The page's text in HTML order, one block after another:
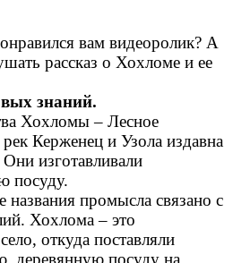
вам видеоролик? А
рассказ о Хохломе и ее
знаний.
Хохломы – Лесное
Керженец и Узола издавна
изготавливали
посуду.
промысла связано с
Хохлома – это
откуда поставляли
деревянную посуду на